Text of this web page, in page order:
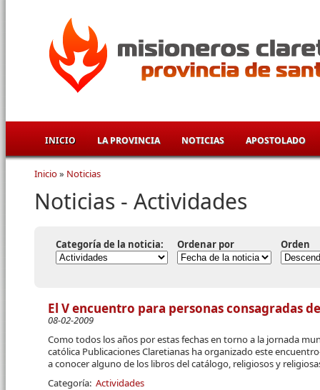
INICIO LA PROVINCIA NOTICIAS APOSTOLADO
Se encuentra usted aquí
Inicio» Noticias
Noticias - Actividades
Categoría de la noticia: Ordenar por Orden
El V encuentro para personas consagradas
08-02-2009
Como todos los años por estas fechas en torno a la jornada
católica Publicaciones Claretianas ha organizado este
a conocer alguno de los libros del catálogo, religiosos y
Categoría: Actividades